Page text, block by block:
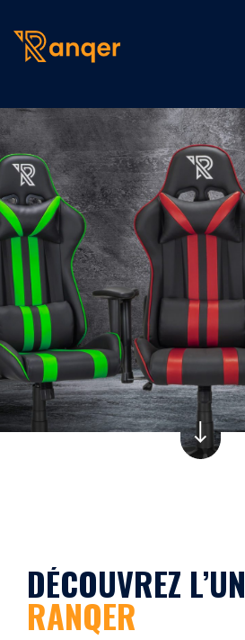
DÉCOUVREZ
RANQER